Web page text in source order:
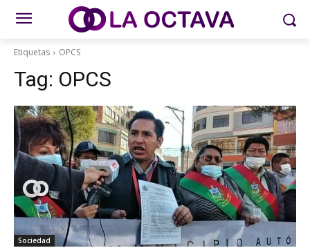
Etiquetas OPCS
Tag: OPCS
Sociedad